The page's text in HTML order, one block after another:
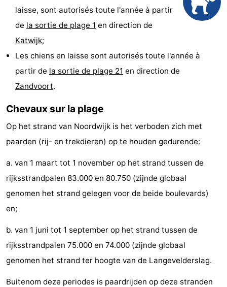
Musées
Monuments
Points
Attractions
de
jeux
Aires
de
intérieures
-
Experiences
Centres
bien-
être
&
villes
Nature
Sports
-
Piscines
-
laisse, sont autorisés toute l'année à partir
de la sortie de plage 1 en direction de
Katwijk;
Les chiens en laisse sont autorisés toute l'année à
partir de la sortie de plage 21 en direction de
Zandvoort.
Chevaux sur la plage
Op het strand van Noordwijk is het verboden zich met
paarden (rij- en trekdieren) op te houden gedurende:
a. van 1 maart tot 1 november op het strand tussen de
rijksstrandpalen 83.000 en 80.750 (zijnde globaal
genomen het strand gelegen voor de beide boulevards)
en;
b. van 1 juni tot 1 september op het strand tussen de
rijksstrandpalen 75.000 en 74.000 (zijnde globaal
genomen het strand ter hoogte van de Langevelderslag.
Buitenom deze periodes is paardrijden op deze stranden